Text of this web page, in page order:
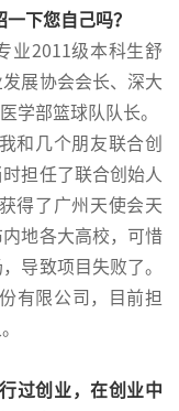
下您自己吗？
业2011级本科生舒
展协会会长、深大
学部篮球队队长。
和几个朋友联合创
担任了联合创始人
得了广州天使会天
地各大高校，可惜
导致项目失败了。
有限公司，目前担
过创业，在创业中